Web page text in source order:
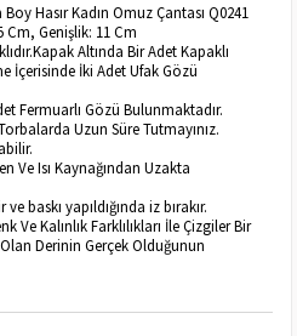
Hasır Kadın Omuz Çantası Q0241
Cm, Genişlik: 11 Cm
Altında Bir Adet Kapaklı
İçerisinde İki Adet Ufak Gözü
Fermuarlı Gözü Bulunmaktadır.
Uzun Süre Tutmayınız.
Ve Isı Kaynağından Uzakta
baskı yapıldığında iz bırakır.
Ve Kalınlık Farklılıkları İle Çizgiler Bir
Derinin Gerçek Olduğunun